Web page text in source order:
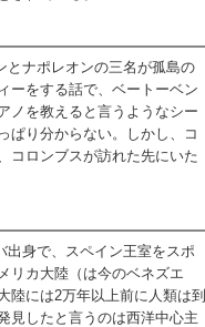
とナポレオンの三名が孤島の
ーをする話で、ベートーベン
ノを教えると言うようなシー
ぱり分からない。しかし、コ
コロンブスが訪れた先にいた
出身で、スペイン王室をスポ
リカ大陸（は今のベネズエ
陸には2万年以上前に人類は到
見したと言うのは西洋中心主